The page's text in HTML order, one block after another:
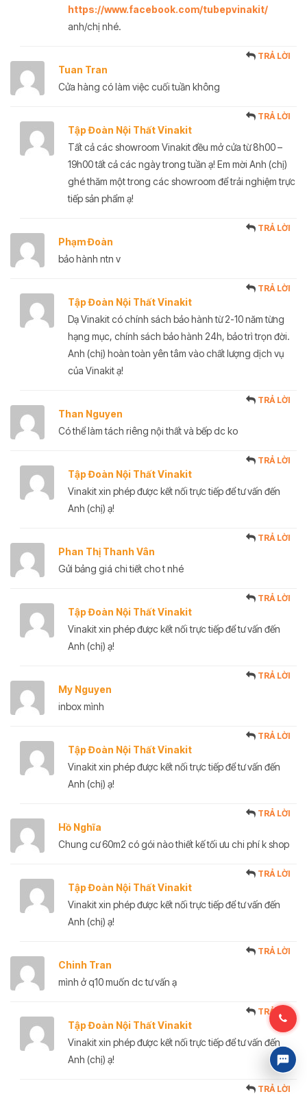
https://www.facebook.com/tubepvinakit/
anh/chị nhé.
Tuan Tran
TRẢ LỜI
Cửa hàng có làm việc cuối tuần không
Tập Đoàn Nội Thất Vinakit
TRẢ LỜI
Tất cả các showroom Vinakit đều mở cửa từ 8h00 –
19h00 tất cả các ngày trong tuần ạ! Em mời Anh (chị)
ghé thăm một trong các showroom để trải nghiệm trực
tiếp sản phẩm ạ!
Phạm Đoàn
TRẢ LỜI
bảo hành ntn v
Tập Đoàn Nội Thất Vinakit
TRẢ LỜI
Dạ Vinakit có chính sách bảo hành từ 2-10 năm từng
hạng mục, chính sách bảo hành 24h, bảo trì trọn đời.
Anh (chị) hoàn toàn yên tâm vào chất lượng dịch vụ
của Vinakit ạ!
Than Nguyen
TRẢ LỜI
Có thể làm tách riêng nội thất và bếp dc ko
Tập Đoàn Nội Thất Vinakit
TRẢ LỜI
Vinakit xin phép được kết nối trực tiếp để tư vấn đến
Anh (chị) ạ!
Phan Thị Thanh Vân
TRẢ LỜI
Gửi bảng giá chi tiết cho t nhé
Tập Đoàn Nội Thất Vinakit
TRẢ LỜI
Vinakit xin phép được kết nối trực tiếp để tư vấn đến
Anh (chị) ạ!
My Nguyen
TRẢ LỜI
inbox mình
Tập Đoàn Nội Thất Vinakit
TRẢ LỜI
Vinakit xin phép được kết nối trực tiếp để tư vấn đến
Anh (chị) ạ!
Hồ Nghĩa
TRẢ LỜI
Chung cư 60m2 có gói nào thiết kế tối ưu chi phí k shop
Tập Đoàn Nội Thất Vinakit
TRẢ LỜI
Vinakit xin phép được kết nối trực tiếp để tư vấn đến
Anh (chị) ạ!
Chinh Tran
TRẢ LỜI
mình ở q10 muốn dc tư vấn ạ
Tập Đoàn Nội Thất Vinakit
TRẢ LỜI
Vinakit xin phép được kết nối trực tiếp để tư vấn đến
Anh (chị) ạ!
TRẢ LỜI